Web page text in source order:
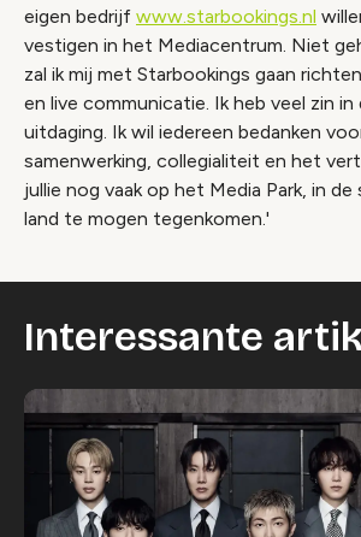
eigen bedrijf www.starbookings.nl
vestigen in het Mediacentrum. Niet
zal ik mij met Starbookings gaan
en live communicatie. Ik heb veel zin in
uitdaging. Ik wil iedereen bedanken
samenwerking, collegialiteit en het
jullie nog vaak op het Media Park, in de
land te mogen tegenkomen.'
Interessante